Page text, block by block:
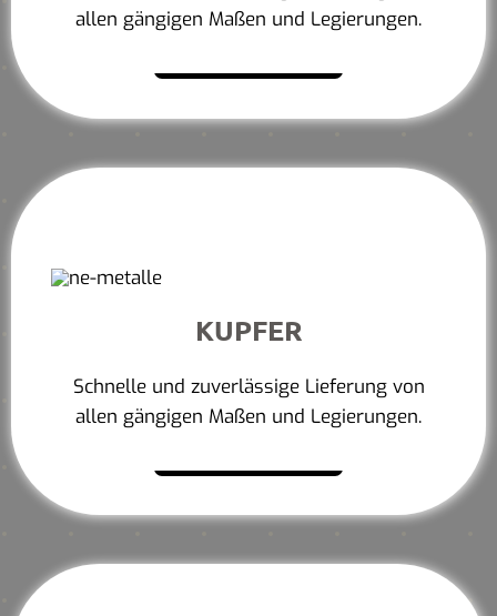
allen gängigen Maßen und Legierungen.
KUPFER
Schnelle und zuverlässige Lieferung von
allen gängigen Maßen und Legierungen.